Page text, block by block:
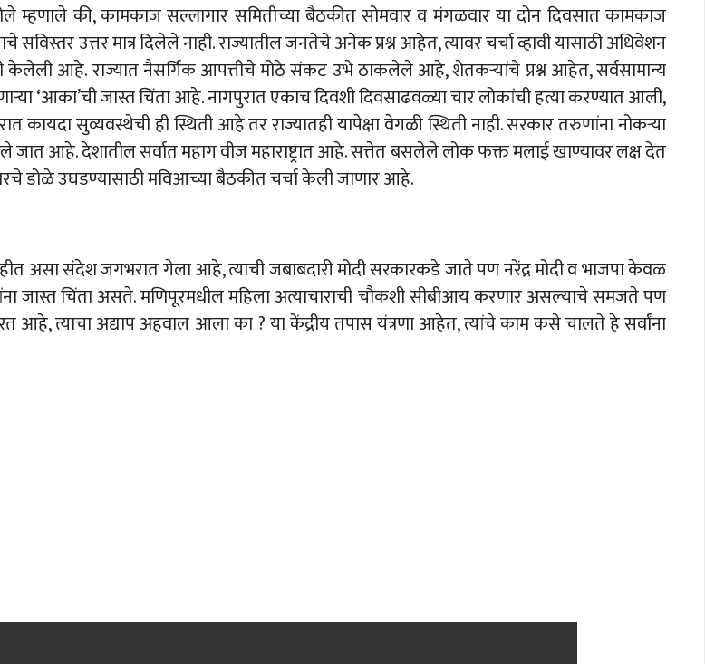
म्हणाले की, कामकाज सल्लागार समितीच्या बैठकीत सोमवार व मंगळवार या दोन दिवसात कामकाज
सविस्तर उत्तर मात्र दिलेले नाही. राज्यातील जनतेचे अनेक प्रश्न आहेत, त्यावर चर्चा व्हावी यासाठी अधिवेशन
केलेली आहे. राज्यात नैसर्गिक आपत्तीचे मोठे संकट उभे ठाकलेले आहे, शेतकऱ्यांचे प्रश्न आहेत, सर्वसामान्य
‘आका’ची जास्त चिंता आहे. नागपुरात एकाच दिवशी दिवसाढवळ्या चार लोकांची हत्या करण्यात आली,
सुव्यवस्थेची ही स्थिती आहे तर राज्यातही यापेक्षा वेगळी स्थिती नाही. सरकार तरुणांना नोकऱ्या
आहे. देशातील सर्वात महाग वीज महाराष्ट्रात आहे. सत्तेत बसलेले लोक फक्त मलाई खाण्यावर लक्ष देत
डोळे उघडण्यासाठी मविआच्या बैठकीत चर्चा केली जाणार आहे.
असा संदेश जगभरात गेला आहे, त्याची जबाबदारी मोदी सरकारकडे जाते पण नरेंद्र मोदी व भाजपा केवळ
जास्त चिंता असते. मणिपूरमधील महिला अत्याचाराची चौकशी सीबीआय करणार असल्याचे समजते पण
त्याचा अद्याप अहवाल आला का ? या केंद्रीय तपास यंत्रणा आहेत, त्यांचे काम कसे चालते हे सर्वांना